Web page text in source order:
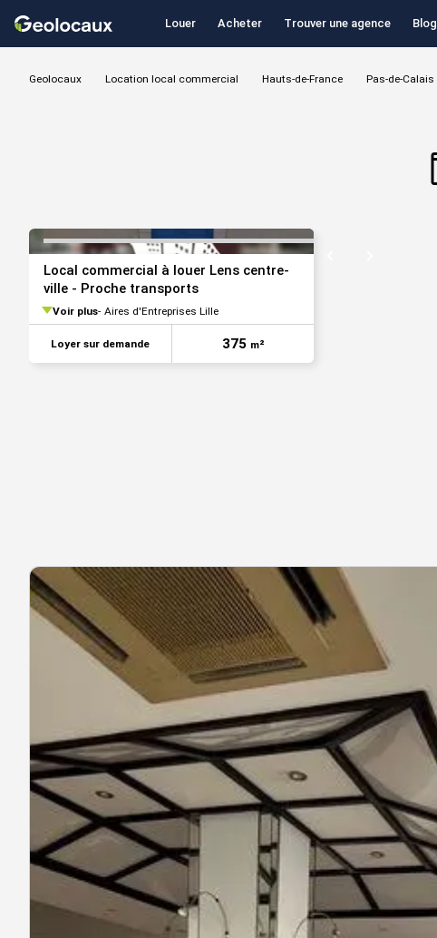
Louer Acheter Trouver une agence Blog
Geolocaux Location local commercial Hauts-de-France Pas-de-Calais
Local commercial à louer Lens centre-
ville - Proche transports
Voir plus Aires d'Entreprises Lille
Loyer sur demande 375 m²